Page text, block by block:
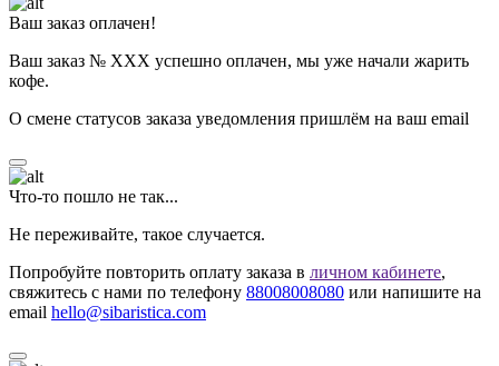
Ваш заказ оплачен!
Ваш заказ № ХХХ успешно оплачен, мы уже начали жарить
кофе.
О смене статусов заказа уведомления пришлём на ваш email
Что-то пошло не так...
Не переживайте, такое случается.
Попробуйте повторить оплату заказа в личном кабинете,
свяжитесь с нами по телефону 88008008080 или напишите на
email hello@sibaristica.com